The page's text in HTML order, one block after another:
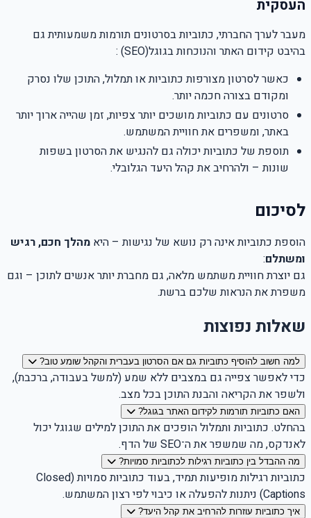
העסקית
מעבר לערך החברתי, כתוביות בסרטונים תורמות משמעותית גם
בהיבט קידום האתר והנוכחות בגוגל(SEO)
:
כאשר לסרטון מצורפות כתוביות או תמלול, התוכן שלו נסרק
ומקודם בצורה חכמה יותר.
סרטונים עם כתוביות מושכים יותר צפיות, זמן שהייה ארוך יותר
באתר, ומשפרים את חוויית המשתמש.
תוספת של כתוביות יכולה גם להנגיש את הסרטון בשפות
שונות– ולהרחיב את קהל היעד הגלובלי.
לסיכום
הוספת כתוביות אינה רק נושא של נגישות – היא מהלך חכם, רגיש
ומשתלם:
גם יוצרת חוויית משתמש מלאה, גם מחברת יותר אנשים לתוכן – וגם
משפרת את הנראות שלכם ברשת.
שאלות נפוצות
למה חשוב להוסיף כתוביות גם אם הסרטון בעברית והקהל שומע טוב?
כדי לאפשר צפייה גם במצבים ללא שמע (למשל בעבודה, ברכבת),
ולשפר את הקריאה והבנת התוכן בכל מצב.
האם כתוביות תורמות לקידום האתר בגוגל?
בהחלט. כתוביות ותמלול הופכים את התוכן למילים שגוגל יכול
לאנדקס, מה שמשפר את ה־SEO של הדף.
מה ההבדל בין כתוביות רגילות לכתוביות סמויות?
כתוביות רגילות מופיעות תמיד, בעוד כתוביות סמויות (Closed
Captions) ניתנות להפעלה או כיבוי לפי רצון המשתמש.
איך כתוביות עוזרות להרחיב את קהל היעד?